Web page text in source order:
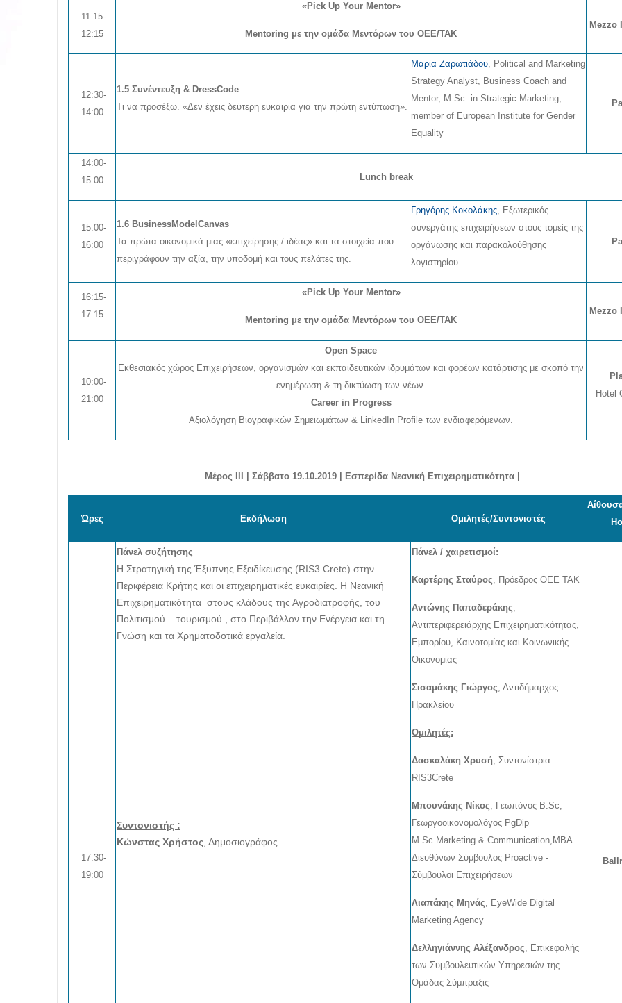
11:15-
12:15
«Pick Up Your Mentor»
Mentoring με την ομάδα Μεντόρων του ΟΕΕ/ΤΑΚ
Mezzo
12:30-
14:00
1.5 Συνέντευξη & DressCode
Τι να προσέξω. «Δεν έχεις δεύτερη ευκαιρία για την πρώτη εντύπωση».
Μαρία Ζαρωτιάδου, Political and Marketing
Strategy Analyst, Business Coach and
Mentor, M.Sc. in Strategic Marketing,
member of European Institute for Gender
Equality
14:00-
15:00
Lunch break
15:00-
16:00
1.6 BusinessModelCanvas
Τα πρώτα οικονομικά μιας «επιχείρησης / ιδέας» και τα στοιχεία που
περιγράφουν την αξία, την υποδομή και τους πελάτες της.
Γρηγόρης Κοκολάκης, Εξωτερικός
συνεργάτης επιχειρήσεων στους τομείς της
οργάνωσης και παρακολούθησης
λογιστηρίου
16:15-
17:15
«Pick Up Your Mentor»
Mentoring με την ομάδα Μεντόρων του ΟΕΕ/ΤΑΚ
Mezzo
10:00-
21:00
Open Space
Εκθεσιακός χώρος Επιχειρήσεων, οργανισμών και εκπαιδευτικών ιδρυμάτων και φορέων κατάρτισης με σκοπό την
ενημέρωση & τη δικτύωση των νέων.
Career in Progress
Αξιολόγηση Βιογραφικών Σημειωμάτων & LinkedIn Profile των ενδιαφερόμενων.
Hotel
Μέρος ΙΙΙ Σάββατο 19.10.2019 Εσπερίδα Νεανική Επιχειρηματικότητα
Ώρες Εκδήλωση Ομιλητές/Συντονιστές
17:30-
19:00
Πάνελ συζήτησης
Η Στρατηγική της Έξυπνης Εξειδίκευσης (RIS3 Crete) στην
Περιφέρεια Κρήτης και οι επιχειρηματικές ευκαιρίες. Η Νεανική
Επιχειρηματικότητα στους κλάδους της Αγροδιατροφής, του
Πολιτισμού – τουρισμού , στο Περιβάλλον την Ενέργεια και τη
Γνώση και τα Χρηματοδοτικά εργαλεία.
Συντονιστής :
Κώνστας Χρήστος , Δημοσιογράφος
Πάνελ / χαιρετισμοί:
Καρτέρης Σταύρος, Πρόεδρος ΟΕΕ ΤΑΚ
Αντώνης Παπαδεράκης,
Αντιπεριφερειάρχης Επιχειρηματικότητας,
Εμπορίου, Καινοτομίας και Κοινωνικής
Οικονομίας
Σισαμάκης Γιώργος, Αντιδήμαρχος
Ηρακλείου
Ομιλητές:
Δασκαλάκη Χρυσή, Συντονίστρια
RIS3Crete
Μπουνάκης Νίκος, Γεωπόνος B.Sc,
Γεωργοοικονομολόγος PgDip
M.Sc Marketing & Communication,MBA
Διευθύνων Σύμβουλος Proactive -
Σύμβουλοι Επιχειρήσεων
Λιαπάκης Μηνάς, EyeWide Digital
Marketing Agency
Δελληγιάννης Αλέξανδρος, Επικεφαλής
των Συμβουλευτικών Υπηρεσιών της
Ομάδας Σύμπραξις